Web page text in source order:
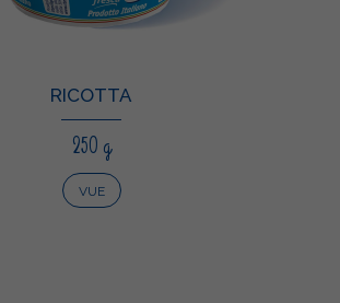
RICOTTA
250 g
VUE